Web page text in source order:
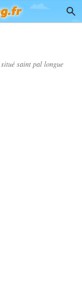
saint pal longue